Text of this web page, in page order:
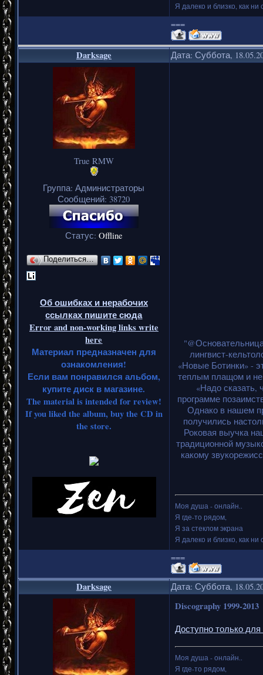
Я далеко и близко, как ни
===
Darksage Дата: Суббота,
True RMW
Группа: Администраторы
Сообщений: 38720
Статус: Offline
Поделиться…
Об ошибках и нерабочих
ссылках пишите сюда
Error and non-working links write
here
Материал предназначен для
ознакомления!
Если вам понравился альбом,
купите диск в магазине.
The material is intended for review!
If you liked the album, buy the CD in
the store.
лингвист-
«Новые Ботинки» -
теплым плащом и не
«Надо сказать,
программе
Однако в нашем
получились
Роковая выучка
традиционной
какому
Моя душа - онлайн..
Я где-то рядом,
Я за стеклом экрана
Я далеко и близко, как ни
===
Darksage Дата: Суббота,
Discography 1999-2013
Доступно только
Моя душа - онлайн..
Я где-то рядом,